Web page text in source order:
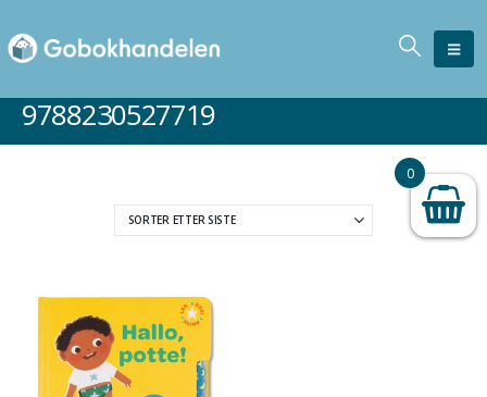
9788230527719
0